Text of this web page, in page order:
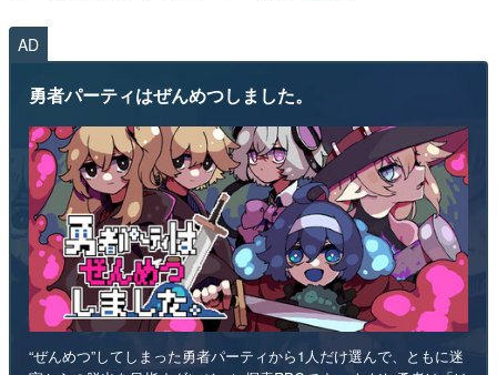
AD
勇者パーティはぜんめつしました。
“ぜんめつ”してしまった勇者パーティから1人だけ選んで、ともに迷